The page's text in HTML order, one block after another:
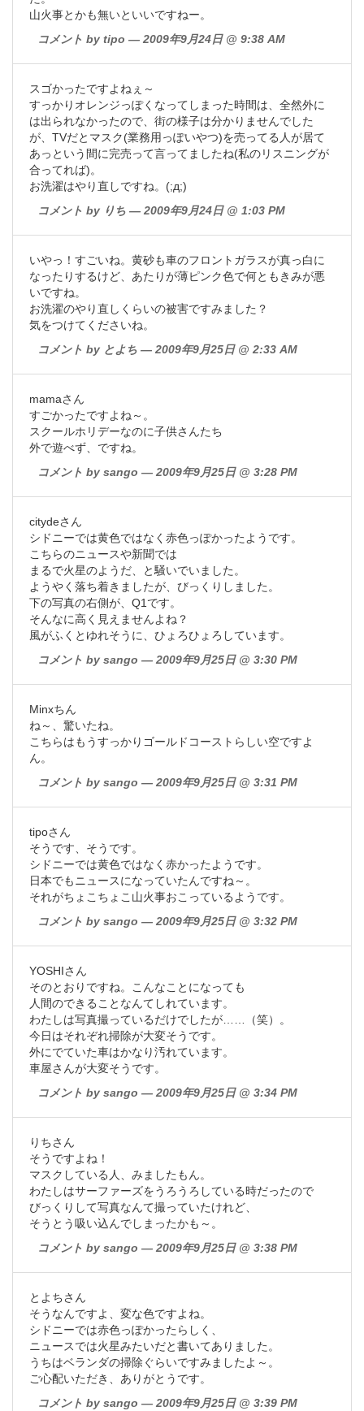
山火事とかも無いといいですねー。
コメント by tipo — 2009年9月24日 @ 9:38 AM
スゴかったですよねぇ～
すっかりオレンジっぽくなってしまった時間は、全然外に
は出られなかったので、街の様子は分かりませんでした
が、TVだとマスク(業務用っぽいやつ)を売ってる人が居て
あっという間に完売って言ってましたね(私のリスニングが
合ってれば)。
お洗濯はやり直しですね。(;д;)
コメント by りち — 2009年9月24日 @ 1:03 PM
いやっ！すごいね。黄砂も車のフロントガラスが真っ白に
なったりするけど、あたりが薄ピンク色で何ともきみが悪
いですね。
お洗濯のやり直しくらいの被害ですみました？
気をつけてくださいね。
コメント by とよち — 2009年9月25日 @ 2:33 AM
mamaさん
すごかったですよね～。
スクールホリデーなのに子供さんたち
外で遊べず、ですね。
コメント by sango — 2009年9月25日 @ 3:28 PM
citydeさん
シドニーでは黄色ではなく赤色っぽかったようです。
こちらのニュースや新聞では
まるで火星のようだ、と騒いでいました。
ようやく落ち着きましたが、びっくりしました。
下の写真の右側が、Q1です。
そんなに高く見えませんよね？
風がふくとゆれそうに、ひょろひょろしています。
コメント by sango — 2009年9月25日 @ 3:30 PM
Minxちん
ね～、驚いたね。
こちらはもうすっかりゴールドコーストらしい空ですよ
ん。
コメント by sango — 2009年9月25日 @ 3:31 PM
tipoさん
そうです、そうです。
シドニーでは黄色ではなく赤かったようです。
日本でもニュースになっていたんですね～。
それがちょこちょこ山火事おこっているようです。
コメント by sango — 2009年9月25日 @ 3:32 PM
YOSHIさん
そのとおりですね。こんなことになっても
人間のできることなんてしれています。
わたしは写真撮っているだけでしたが……（笑）。
今日はそれぞれ掃除が大変そうです。
外にでていた車はかなり汚れています。
車屋さんが大変そうです。
コメント by sango — 2009年9月25日 @ 3:34 PM
りちさん
そうですよね！
マスクしている人、みましたもん。
わたしはサーファーズをうろうろしている時だったので
びっくりして写真なんて撮っていたけれど、
そうとう吸い込んでしまったかも～。
コメント by sango — 2009年9月25日 @ 3:38 PM
とよちさん
そうなんですよ、変な色ですよね。
シドニーでは赤色っぽかったらしく、
ニュースでは火星みたいだと書いてありました。
うちはベランダの掃除ぐらいですみましたよ～。
ご心配いただき、ありがとうです。
コメント by sango — 2009年9月25日 @ 3:39 PM